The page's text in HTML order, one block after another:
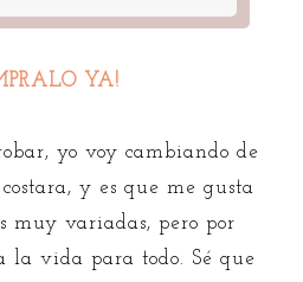
YA!
yo voy cambiando de
y es que me gusta
muy variadas, pero por
la vida para todo. Sé que